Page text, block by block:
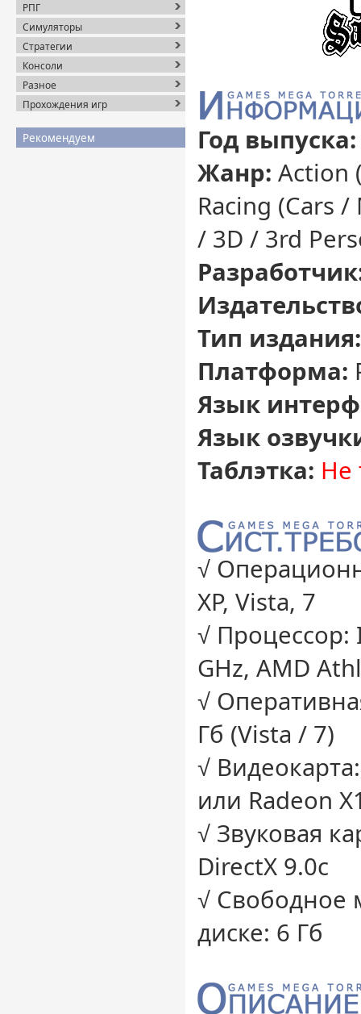
РПГ
Симуляторы
Стратегии
Консоли
Разное
Прохождения игр
Рекомендуем
Год
Жанр: Action
Racing (Cars
/ 3D / 3rd
Тип издания:
Платформа:
Язык
Язык
Таблэтка: Не
√
XP, Vista, 7
√
GHz, AMD
√
Гб (Vista / 7)
√
или Radeon
√ Звуковая
DirectX 9.0c
√ Свободное
диске: 6 Гб